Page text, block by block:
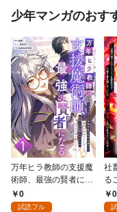
少年マンガのおす
万年ヒラ教師の支援魔
術師、最強の賢者にな
る～不人気の支援魔術
師は給料泥棒だと魔術
0
試読フル
社
る
魔
ロ
0